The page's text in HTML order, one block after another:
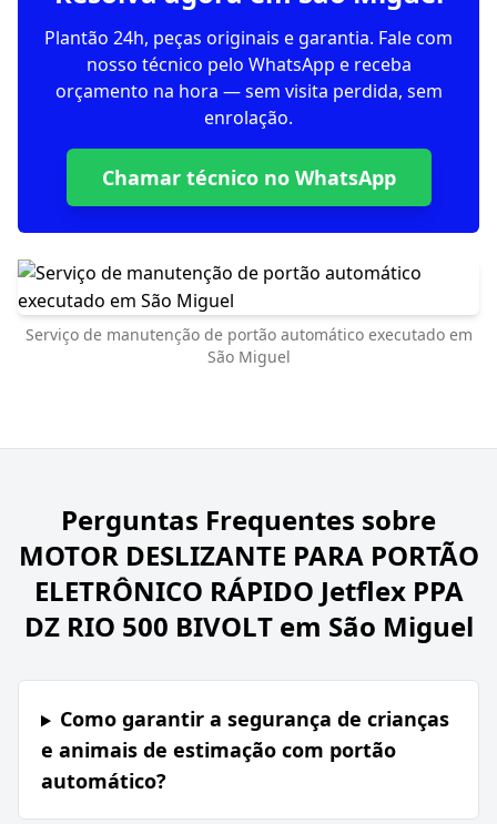
Plantão 24h, peças originais e garantia. Fale com
nosso técnico pelo WhatsApp e receba
orçamento na hora — sem visita perdida, sem
enrolação.
Chamar técnico no WhatsApp
Serviço de manutenção de portão automático executado em
São Miguel
Perguntas Frequentes sobre
MOTOR DESLIZANTE PARA PORTÃO
ELETRÔNICO RÁPIDO Jetflex PPA
DZ RIO 500 BIVOLT em São Miguel
Como garantir a segurança de crianças
e animais de estimação com portão
automático?